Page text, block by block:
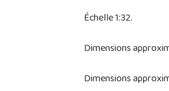
Échelle 1:32.
Dimensions
Dimensions